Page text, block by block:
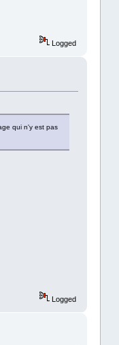
Logged
qui n'y est pas
Logged